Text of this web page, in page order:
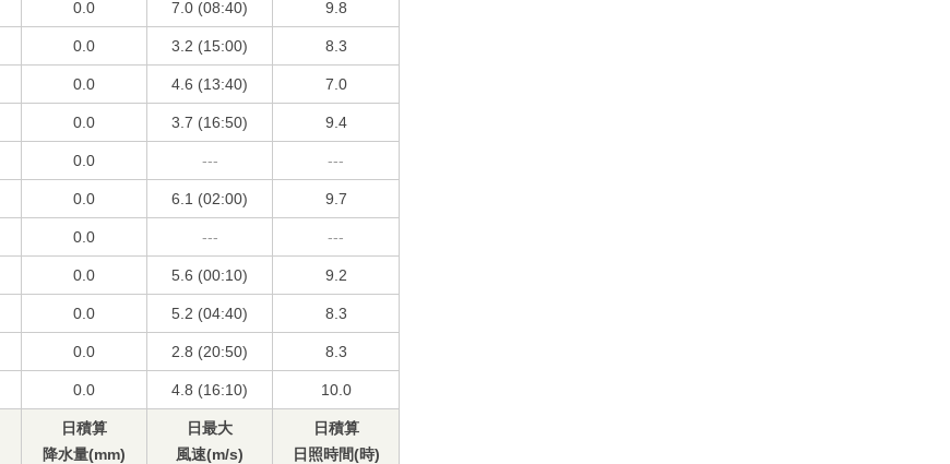
0.0 7.0 (08:40) 9.8
0.0 3.2 (15:00) 8.3
0.0 4.6 (13:40) 7.0
0.0 3.7 (16:50) 9.4
0.0 --- ---
0.0 6.1 (02:00) 9.7
0.0 --- ---
0.0 5.6 (00:10) 9.2
0.0 5.2 (04:40) 8.3
0.0 2.8 (20:50) 8.3
0.0 4.8 (16:10) 10.0
日積算
降水量(mm)
日最大
風速(m/s)
日積算
日照時間(時)